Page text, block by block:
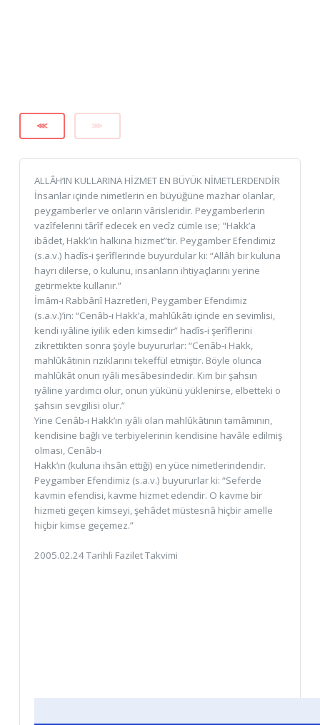
⋘ ⋙
ALLÂH’IN KULLARINA HİZMET EN BÜYÜK NİMETLERDENDİR
İnsanlar içinde nimetlerin en büyüğüne mazhar olanlar,
peygamberler ve onların vârisleridir. Peygamberlerin
vazîfelerini târîf edecek en vecîz cümle ise; "Hakk’a
ibâdet, Hakk’ın halkına hizmet”tir. Peygamber Efendimiz
(s.a.v.) hadîs-i şerîflerinde buyurdular ki: “Allâh bir kuluna
hayrı dilerse, o kulunu, insanların ihtiyaçlarını yerine
getirmekte kullanır.”
İmâm-ı Rabbânî Hazretleri, Peygamber Efendimiz
(s.a.v.)’in: “Cenâb-ı Hakk’a, mahlûkâtı içinde en sevimlisi,
kendi ıyâline iyilik eden kimsedir” hadîs-i şerîflerini
zikrettikten sonra şöyle buyururlar: “Cenâb-ı Hakk,
mahlûkâtının rızıklarını tekeffül etmiştir. Böyle olunca
mahlûkât onun ıyâli mesâbesindedir. Kim bir şahsın
ıyâline yardımcı olur, onun yükünü yüklenirse, elbetteki o
şahsın sevgilisi olur.”
Yine Cenâb-ı Hakk’ın ıyâli olan mahlûkâtının tamâmının,
kendisine bağlı ve terbiyelerinin kendisine havâle edilmiş
olması, Cenâb-ı
Hakk’ın (kuluna ihsân ettiği) en yüce nimetlerindendir.
Peygamber Efendimiz (s.a.v.) buyururlar ki: “Seferde
kavmin efendisi, kavme hizmet edendir. O kavme bir
hizmeti geçen kimseyi, şehâdet müstesnâ hiçbir amelle
hiçbir kimse geçemez.”
2005.02.24 Tarihli Fazilet Takvimi